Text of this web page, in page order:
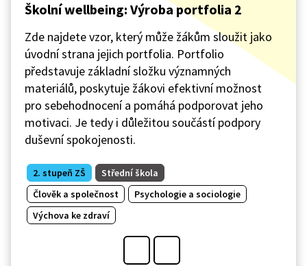
Školní wellbeing: Výroba portfolia 2
Zde najdete vzor, který může žákům sloužit jako
úvodní strana jejich portfolia. Portfolio
představuje základní složku významných
materiálů, poskytuje žákovi efektivní možnost
pro sebehodnocení a pomáhá podporovat jeho
motivaci. Je tedy i důležitou součástí podpory
duševní spokojenosti.
2. stupeň ZŠ
Střední škola
Člověk a společnost
Psychologie a sociologie
Výchova ke zdraví